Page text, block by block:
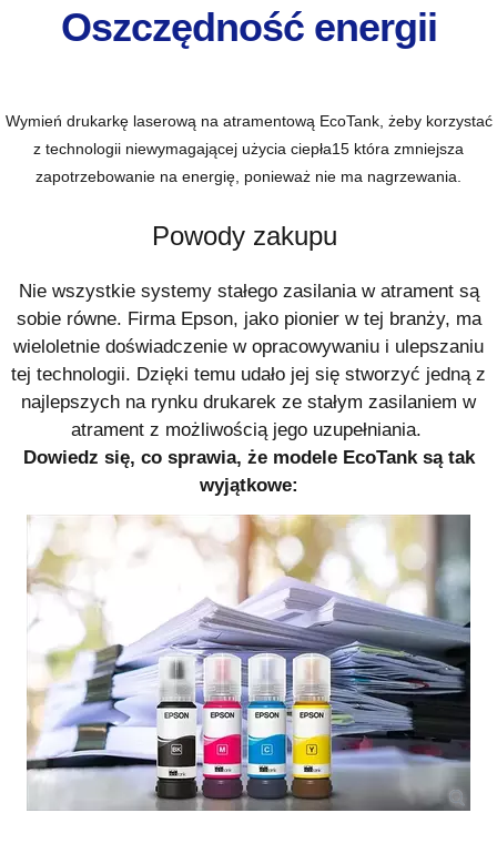
Oszczędność energii
Wymień drukarkę laserową na atramentową EcoTank, żeby korzystać
z technologii niewymagającej użycia ciepła15 która zmniejsza
zapotrzebowanie na energię, ponieważ nie ma nagrzewania.
Powody zakupu
Nie wszystkie systemy stałego zasilania w atrament są
sobie równe. Firma Epson, jako pionier w tej branży, ma
wieloletnie doświadczenie w opracowywaniu i ulepszaniu
tej technologii. Dzięki temu udało jej się stworzyć jedną z
najlepszych na rynku drukarek ze stałym zasilaniem w
atrament z możliwością jego uzupełniania.
Dowiedz się, co sprawia, że modele EcoTank są tak
wyjątkowe: